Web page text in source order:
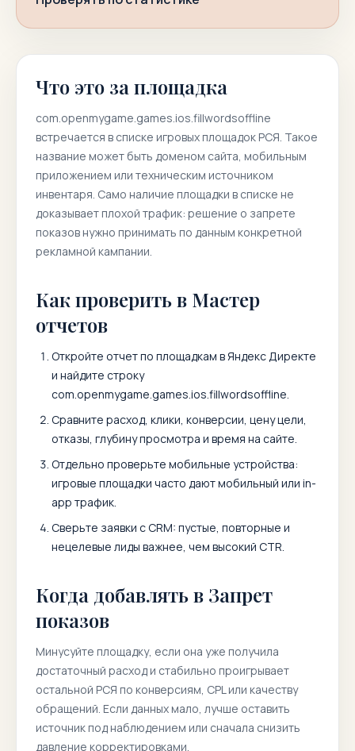
Что это за площадка
com.openmygame.games.ios.fillwordsoffline
встречается в списке игровых площадок РСЯ. Такое
название может быть доменом сайта, мобильным
приложением или техническим источником
инвентаря. Само наличие площадки в списке не
доказывает плохой трафик: решение о запрете
показов нужно принимать по данным конкретной
рекламной кампании.
Как проверить в Мастер
отчетов
Откройте отчет по площадкам в Яндекс Директе
и найдите строку
com.openmygame.games.ios.fillwordsoffline.
Сравните расход, клики, конверсии, цену цели,
отказы, глубину просмотра и время на сайте.
Отдельно проверьте мобильные устройства:
игровые площадки часто дают мобильный или in-
app трафик.
Сверьте заявки с CRM: пустые, повторные и
нецелевые лиды важнее, чем высокий CTR.
Когда добавлять в Запрет
показов
Минусуйте площадку, если она уже получила
достаточный расход и стабильно проигрывает
остальной РСЯ по конверсиям, CPL или качеству
обращений. Если данных мало, лучше оставить
источник под наблюдением или сначала снизить
давление корректировками.